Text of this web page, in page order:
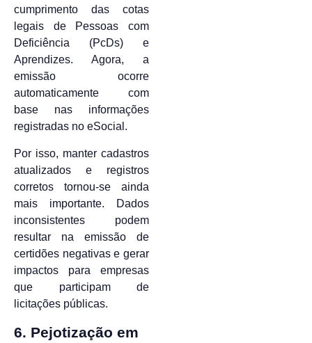
cumprimento das cotas
legais de Pessoas com
Deficiência (PcDs) e
Aprendizes. Agora, a
emissão ocorre
automaticamente com
base nas informações
registradas no eSocial.
Por isso, manter cadastros
atualizados e registros
corretos tornou-se ainda
mais importante. Dados
inconsistentes podem
resultar na emissão de
certidões negativas e gerar
impactos para empresas
que participam de
licitações públicas.
6. Pejotização em